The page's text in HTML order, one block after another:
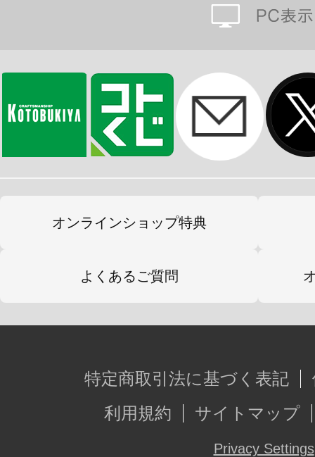
※本製品はお客様ご自身で組み立て
オンラインショップ特典
よくあるご質問
特定商取引法に基づく表記
利用規約
サイトマップ
Privacy Settings